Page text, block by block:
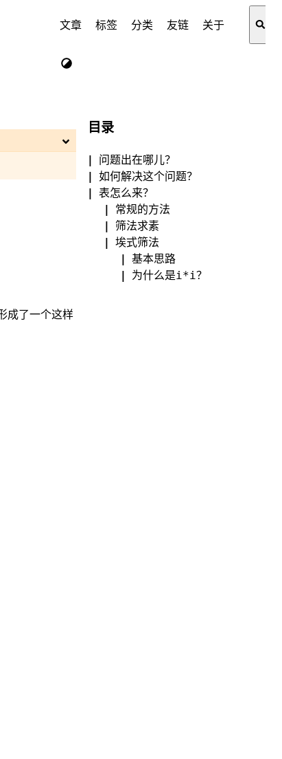
文章 标签 分类 友链 关于
目录
问题出在哪儿？
如何解决这个问题？
表怎么来？
常规的方法
筛法求素
埃式筛法
基本思路
为什么是i*i？
成了一个这样